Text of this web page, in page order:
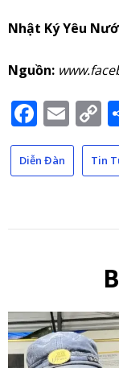
Nhật Ký Yêu
Nguồn:
Diễn Đàn Tin